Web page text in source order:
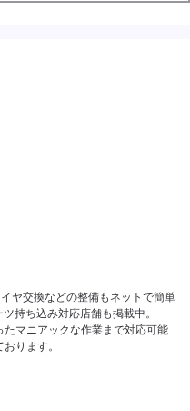
ヤ交換などの整備もネットで簡単
持ち込み対応店舗も掲載中。
マニアックな作業まで対応可能
ります。